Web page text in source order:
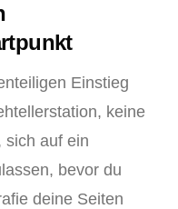
Einstieg
keine
sich auf ein
bevor du
deine Seiten